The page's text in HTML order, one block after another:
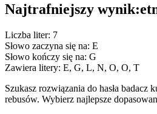
Najtrafniejszy wynik:
Liczba liter: 7
Słowo zaczyna się na: E
Słowo kończy się na: G
Zawiera litery: E, G, L, N, O, O, T
Szukasz rozwiązania do hasła
rebusów. Wybierz najlepsze